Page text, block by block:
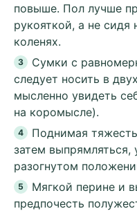
повыше. Пол лучше
рукояткой, а не
коленях.
Сумки с
следует носить в
мысленно увидеть
на коромысле).
Поднимая
затем
разогнутом
Мягкой перине и
предпочесть